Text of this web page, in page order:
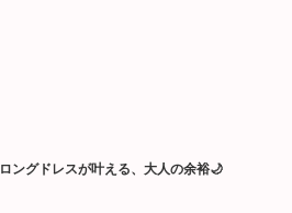
ロングドレスが叶える、大人の余裕🌙